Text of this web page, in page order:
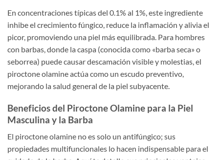
En concentraciones típicas del 0.1% al 1%, este ingrediente
inhibe el crecimiento fúngico, reduce la inflamación y alivia el
picor, promoviendo una piel más equilibrada. Para hombres
con barbas, donde la caspa (conocida como «barba seca» o
seborrea) puede causar descamación visible y molestias, el
piroctone olamine actúa como un escudo preventivo,
mejorando la salud general de la piel subyacente.
Beneficios del Piroctone Olamine para la Piel
Masculina y la Barba
El piroctone olamine no es solo un antifúngico; sus
propiedades multifuncionales lo hacen indispensable para el